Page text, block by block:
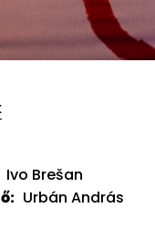
Ivo Brešan
Urbán András